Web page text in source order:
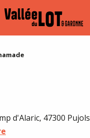
d'Alaric, 47300 Pujols